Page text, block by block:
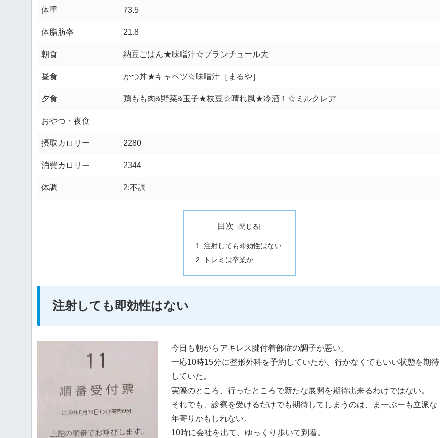
体重 73.5
体脂肪率 21.8
朝食 納豆ごはん★味噌汁☆ブランチュール大
昼食 かつ丼★キャベツ☆味噌汁［まるや］
夕食 鶏もも肉&野菜&玉子★枝豆☆晴れ風★冷酒１☆ミルクレア
おやつ・夜食
摂取カロリー 2280
消費カロリー 2344
体調 2:不調
目次
注射しても即効性はない
トレミは卒業か
注射しても即効性はない
今日も朝からアキレス腱付着部症の調子が悪い。
一応10時15分に整形外科を予約していたが、行かなくてもいい状態を期待
していた。
実際のところ、行ったところで新たな展開を期待出来るわけではない。
それでも、診察を受けるだけでも期待してしまうのは、まーぶーも立派な
年寄りかもしれない。
10時に会社を出て、ゆっくり歩いて到着。